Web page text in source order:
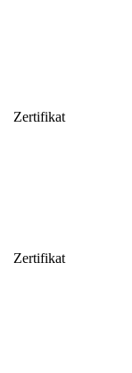
Zertifikat
Zertifikat